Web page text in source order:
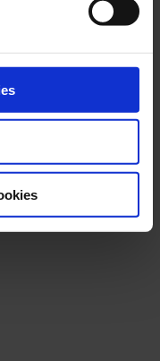
chefdirigenten, men